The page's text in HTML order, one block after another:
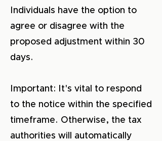
Individuals have the option to
agree or disagree with the
proposed adjustment within 30
days.
Important: It's vital to respond
to the notice within the specified
timeframe. Otherwise, the tax
authorities will automatically